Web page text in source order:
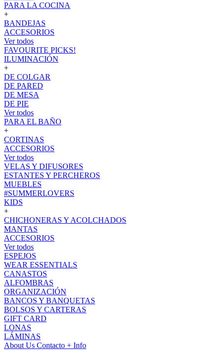
PARA LA COCINA
+
BANDEJAS
ACCESORIOS
Ver todos
FAVOURITE PICKS!
ILUMINACIÓN
+
DE COLGAR
DE PARED
DE MESA
DE PIE
Ver todos
PARA EL BAÑO
+
CORTINAS
ACCESORIOS
Ver todos
VELAS Y DIFUSORES
ESTANTES Y PERCHEROS
MUEBLES
#SUMMERLOVERS
KIDS
+
CHICHONERAS Y ACOLCHADOS
MANTAS
ACCESORIOS
Ver todos
ESPEJOS
WEAR ESSENTIALS
CANASTOS
ALFOMBRAS
ORGANIZACIÓN
BANCOS Y BANQUETAS
BOLSOS Y CARTERAS
GIFT CARD
LONAS
LÁMINAS
About Us Contacto + Info